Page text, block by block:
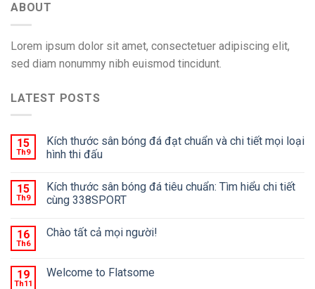
ABOUT
Lorem ipsum dolor sit amet, consectetuer adipiscing elit,
sed diam nonummy nibh euismod tincidunt.
LATEST POSTS
15
Th9
Kích thước sân bóng đá đạt chuẩn và chi tiết mọi loại
hình thi đấu
15
Th9
Kích thước sân bóng đá tiêu chuẩn: Tìm hiểu chi tiết
cùng 338SPORT
16
Th6
Chào tất cả mọi người!
19
Th11
Welcome to Flatsome